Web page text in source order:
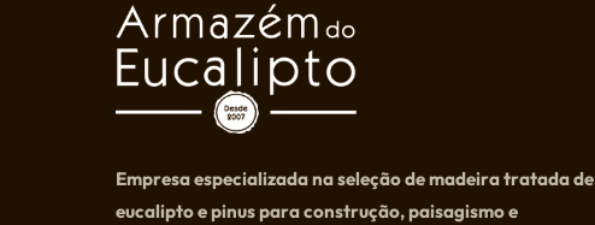
Empresa especializada na seleção de madeira tratada de
eucalipto e pinus para construção, paisagismo e